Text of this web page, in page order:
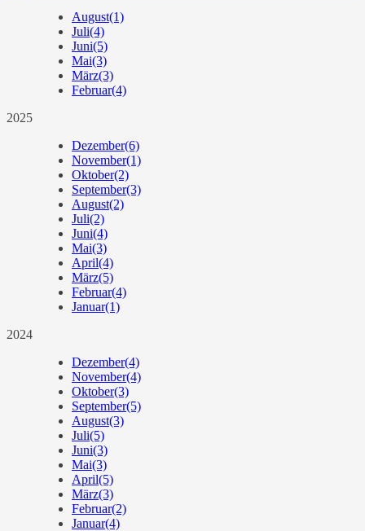
August(1)
Juli(4)
Juni(5)
Mai(3)
März(3)
Februar(4)
2025
Dezember(6)
November(1)
Oktober(2)
September(3)
August(2)
Juli(2)
Juni(4)
Mai(3)
April(4)
März(5)
Februar(4)
Januar(1)
2024
Dezember(4)
November(4)
Oktober(3)
September(5)
August(3)
Juli(5)
Juni(3)
Mai(3)
April(5)
März(3)
Februar(2)
Januar(4)